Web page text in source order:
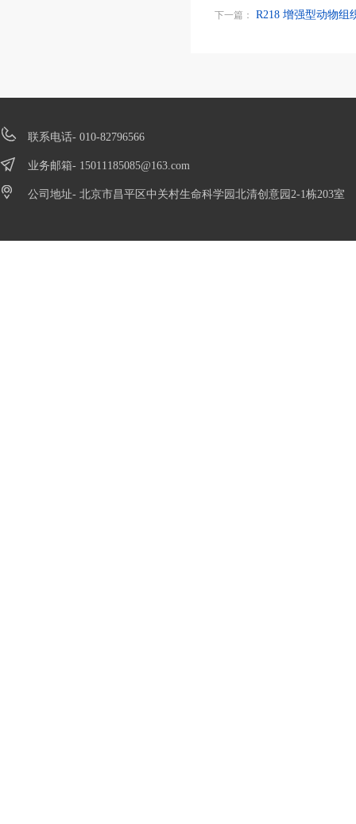
下一篇： R218 增强型动物
联系电话- 010-82796566
业务邮箱- 15011185085@163.com
公司地址- 北京市昌平区中关村生命科学园北清创意园2-1栋203室